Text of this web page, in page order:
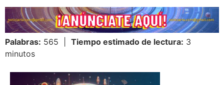
Palabras: 565 | Tiempo estimado de lectura: 3
minutos